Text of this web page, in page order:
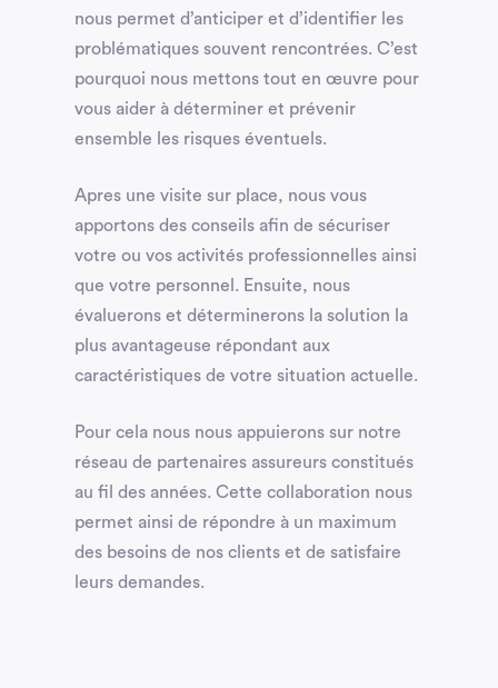
nous permet d’anticiper et d’identifier les
problématiques souvent rencontrées. C’est
pourquoi nous mettons tout en œuvre pour
vous aider à déterminer et prévenir
ensemble les risques éventuels.
Apres une visite sur place, nous vous
apportons des conseils afin de sécuriser
votre ou vos activités professionnelles ainsi
que votre personnel. Ensuite, nous
évaluerons et déterminerons la solution la
plus avantageuse répondant aux
caractéristiques de votre situation actuelle.
Pour cela nous nous appuierons sur notre
réseau de partenaires assureurs constitués
au fil des années. Cette collaboration nous
permet ainsi de répondre à un maximum
des besoins de nos clients et de satisfaire
leurs demandes.